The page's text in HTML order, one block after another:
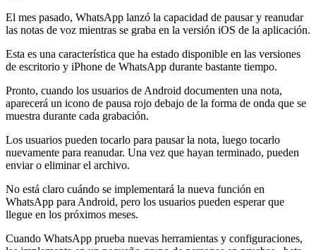
El mes pasado, WhatsApp lanzó la capacidad de pausar y reanudar
las notas de voz mientras se graba en la versión iOS de la aplicación.
Esta es una característica que ha estado disponible en las versiones
de escritorio y iPhone de WhatsApp durante bastante tiempo.
Pronto, cuando los usuarios de Android documenten una nota,
aparecerá un icono de pausa rojo debajo de la forma de onda que se
muestra durante cada grabación.
Los usuarios pueden tocarlo para pausar la nota, luego tocarlo
nuevamente para reanudar. Una vez que hayan terminado, pueden
enviar o eliminar el archivo.
No está claro cuándo se implementará la nueva función en
WhatsApp para Android, pero los usuarios pueden esperar que
llegue en los próximos meses.
Cuando WhatsApp prueba nuevas herramientas y configuraciones,